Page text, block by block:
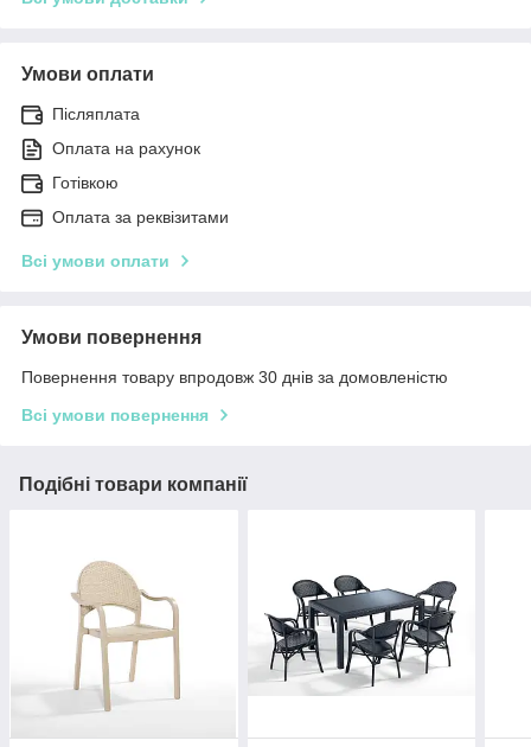
Умови оплати
Післяплата
Оплата на рахунок
Готівкою
Оплата за реквізитами
Всі умови оплати
Умови повернення
Повернення товару впродовж 30 днів за домовленістю
Всі умови повернення
Подібні товари компанії